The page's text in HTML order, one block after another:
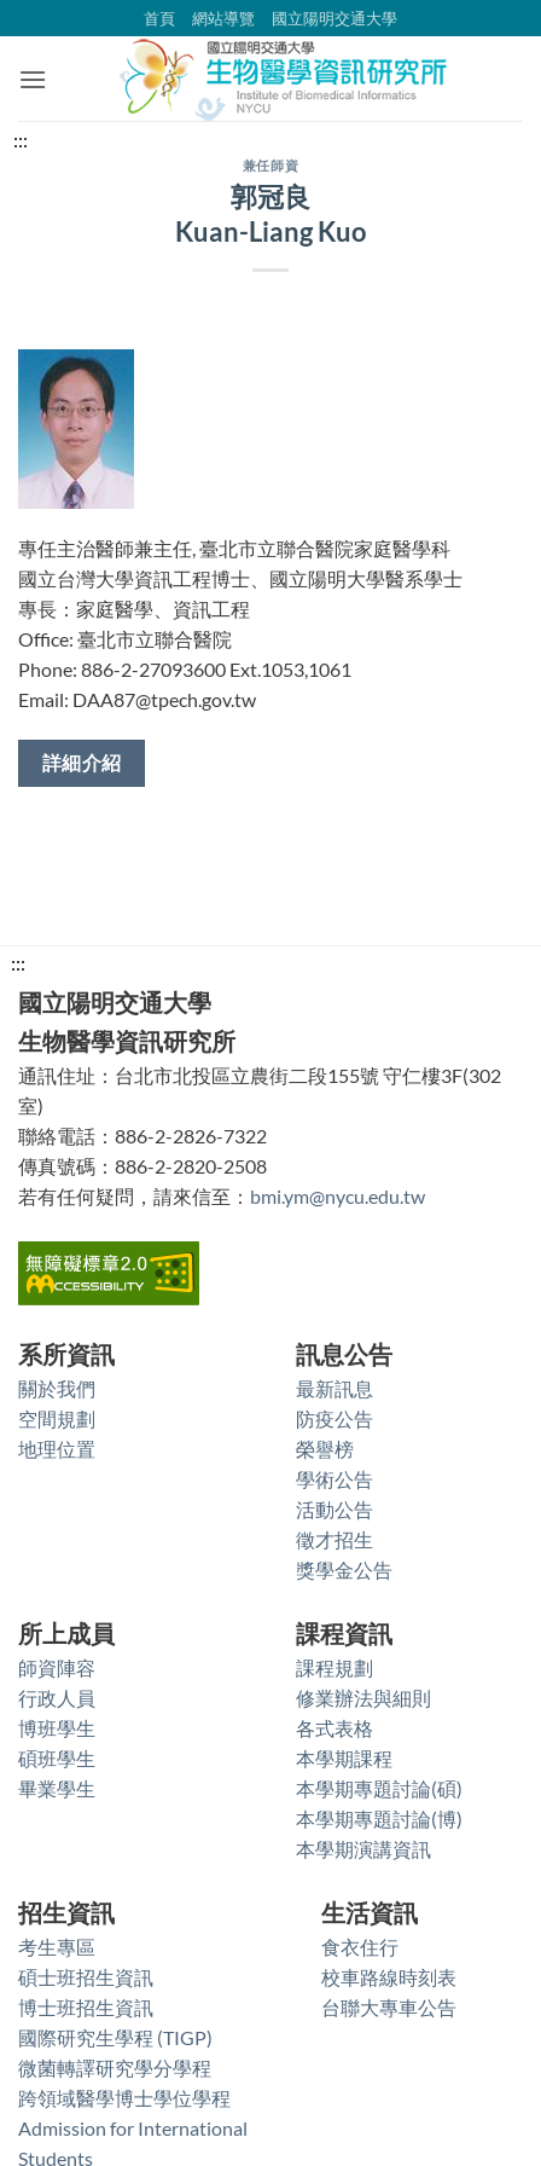
到
內
首頁 網站導覽 國立陽明交通大學
:::
兼任師資
郭冠良
Kuan-Liang Kuo
專任主治醫師兼主任, 臺北市立聯合醫院家庭醫學科
國立台灣大學資訊工程博士、國立陽明大學醫系學士
專長：家庭醫學、資訊工程
Office: 臺北市立聯合醫院
Phone: 886-2-27093600 Ext.1053,1061
Email: DAA87@tpech.gov.tw
詳細介紹
:::
方
功
能
區
塊
國立陽明交通大學
生物醫學資訊研究所
通訊住址：台北市北投區立農街二段155號 守仁樓3F(302
室)
聯絡電話：886-2-2826-7322
傳真號碼：886-2-2820-2508
若有任何疑問，請來信至： bmi.ym@nycu.edu.tw
系所資訊
關於我們
空間規劃
地理位置
訊息公告
最新訊息
防疫公告
榮譽榜
學術公告
活動公告
徵才招生
獎學金公告
所上成員
師資陣容
行政人員
博班學生
碩班學生
畢業學生
課程資訊
課程規劃
修業辦法與細則
各式表格
本學期課程
本學期專題討論(碩)
本學期專題討論(博)
本學期演講資訊
招生資訊
考生專區
碩士班招生資訊
博士班招生資訊
國際研究生學程 (TIGP)
微菌轉譯研究學分學程
跨領域醫學博士學位學程
Admission for International
Students
生活資訊
食衣住行
校車路線時刻表
台聯大專車公告